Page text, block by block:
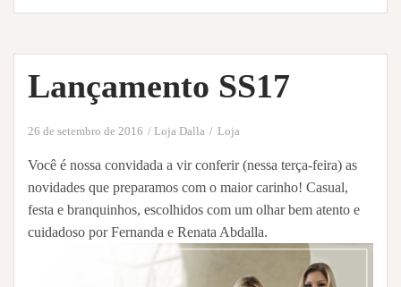
Lançamento SS17
26 de setembro de 2016 Loja Dalla Loja
Você é nossa convidada a vir conferir (nessa terça-feira) as
novidades que preparamos com o maior carinho! Casual,
festa e branquinhos, escolhidos com um olhar bem atento e
cuidadoso por Fernanda e Renata Abdalla.